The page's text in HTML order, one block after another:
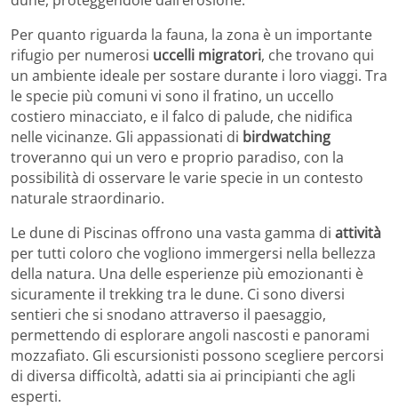
Per quanto riguarda la fauna, la zona è un importante
rifugio per numerosi uccelli migratori, che trovano qui
un ambiente ideale per sostare durante i loro viaggi. Tra
le specie più comuni vi sono il fratino, un uccello
costiero minacciato, e il falco di palude, che nidifica
nelle vicinanze. Gli appassionati di birdwatching
troveranno qui un vero e proprio paradiso, con la
possibilità di osservare le varie specie in un contesto
naturale straordinario.
Le dune di Piscinas offrono una vasta gamma di attività
per tutti coloro che vogliono immergersi nella bellezza
della natura. Una delle esperienze più emozionanti è
sicuramente il trekking tra le dune. Ci sono diversi
sentieri che si snodano attraverso il paesaggio,
permettendo di esplorare angoli nascosti e panorami
mozzafiato. Gli escursionisti possono scegliere percorsi
di diversa difficoltà, adatti sia ai principianti che agli
esperti.